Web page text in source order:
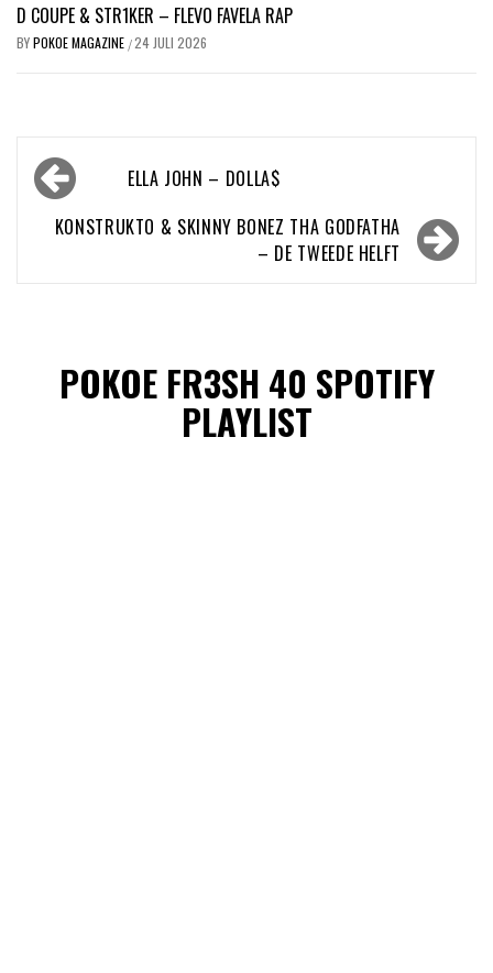
D COUPE & STR1KER – FLEVO FAVELA RAP
BYPOKOE MAGAZINE /24 JULI 2026
Bericht
navigatieELLA JOHN – DOLLA$
KONSTRUKTO & SKINNY BONEZ THA GODFATHA
– DE TWEEDE HELFT
POKOE FR3SH 40 SPOTIFY
PLAYLIST